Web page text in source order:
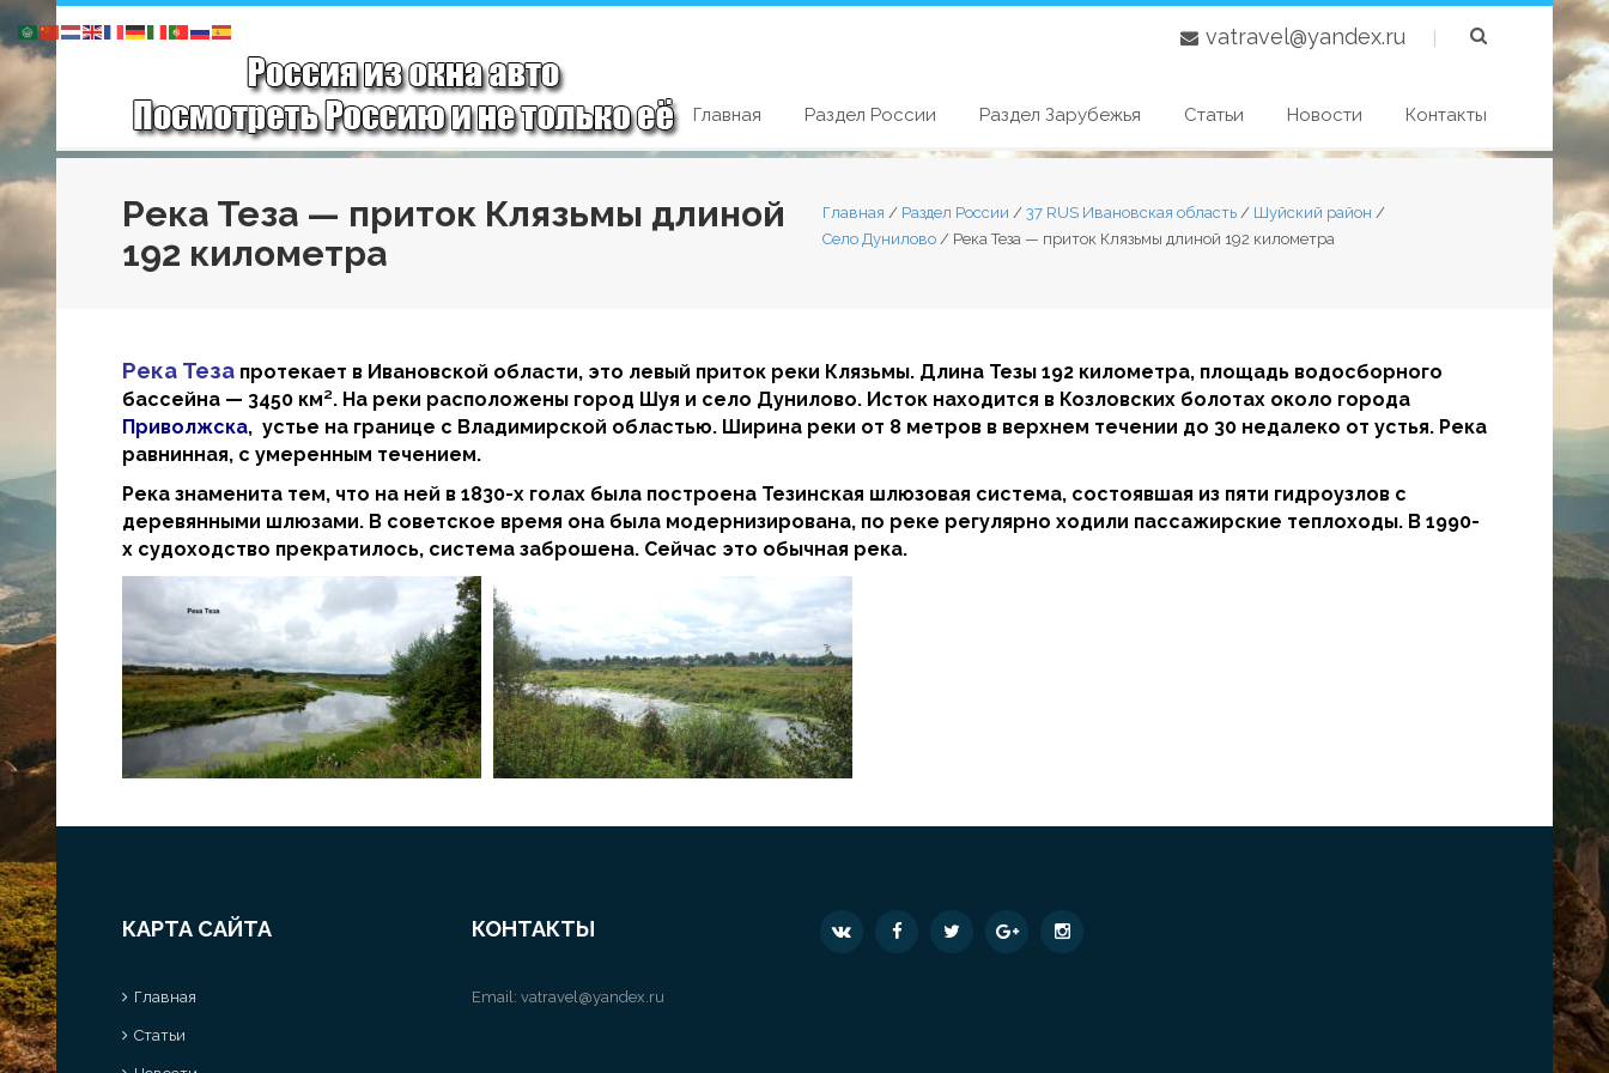
vatravel@yandex.ru |
Главная Раздел России Раздел Зарубежья Статьи Новости Контакты
Река Теза — приток Клязьмы длиной
192 километра
Главная / Раздел России / 37 RUS Ивановская область / Шуйский район /
Село Дунилово / Река Теза — приток Клязьмы длиной 192 километра
Река Теза протекает в Ивановской области, это левый приток реки Клязьмы. Длина Тезы 192 километра, площадь водосборного
бассейна — 3450 км². На реки расположены город Шуя и село Дунилово. Исток находится в Козловских болотах около города
Приволжска, устье на границе с Владимирской областью. Ширина реки от 8 метров в верхнем течении до 30 недалеко от устья. Река
равнинная, с умеренным течением.
Река знаменита тем, что на ней в 1830-х голах была построена Тезинская шлюзовая система, состоявшая из пяти гидроузлов с
деревянными шлюзами. В советское время она была модернизирована, по реке регулярно ходили пассажирские теплоходы. В 1990-
х судоходство прекратилось, система заброшена. Сейчас это обычная река.
КАРТА САЙТА
Главная
Статьи
КОНТАКТЫ
Email: vatravel@yandex.ru